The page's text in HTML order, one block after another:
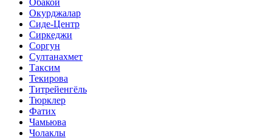
Окурджалар
Сиде-Центр
Сиркеджи
Соргун
Султанахмет
Таксим
Текирова
Титрейенгёль
Тюрклер
Фатих
Чамьюва
Чолаклы